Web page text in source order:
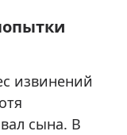
извинений
сына. В